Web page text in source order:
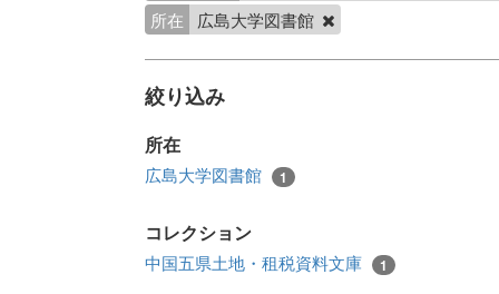
所在
広島大学図書館
絞り込み
所在
広島大学図書館 1
コレクション
中国五県土地・租税資料文庫 1